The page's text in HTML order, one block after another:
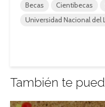
Becas Cientibecas
Universidad Nacional del
También te